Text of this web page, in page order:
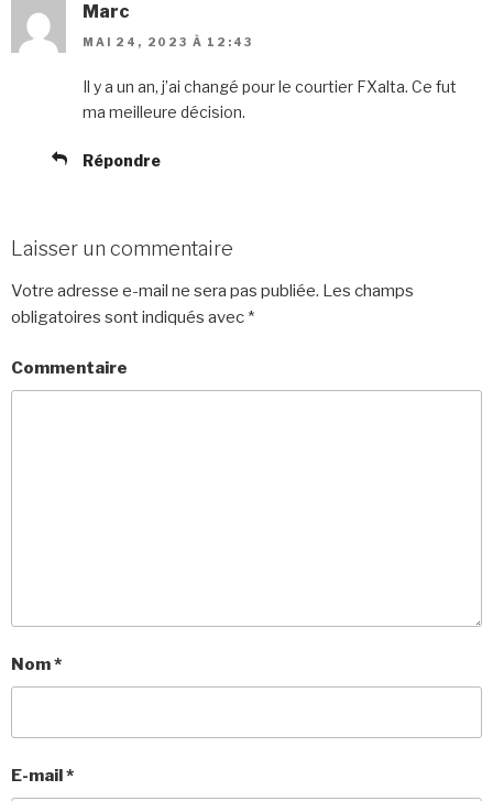
Marc
MAI 24, 2023 À 12:43
Il y a un an, j’ai changé pour le courtier FXalta. Ce fut
ma meilleure décision.
Répondre
Laisser un commentaire
Votre adresse e-mail ne sera pas publiée. Les champs
obligatoires sont indiqués avec *
Commentaire
Nom*
E-mail*